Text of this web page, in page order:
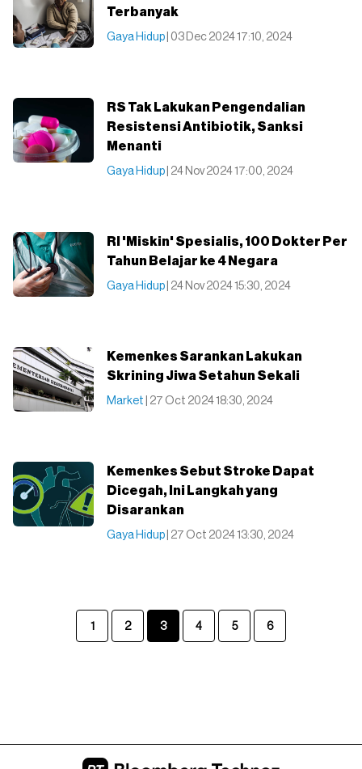
Terbanyak
Gaya Hidup | 03 Dec 2024 17:10, 2024
RS Tak Lakukan Pengendalian
Resistensi Antibiotik, Sanksi
Menanti
Gaya Hidup | 24 Nov 2024 17:00, 2024
RI 'Miskin' Spesialis, 100 Dokter Per
Tahun Belajar ke 4 Negara
Gaya Hidup | 24 Nov 2024 15:30, 2024
Kemenkes Sarankan Lakukan
Skrining Jiwa Setahun Sekali
Market | 27 Oct 2024 18:30, 2024
Kemenkes Sebut Stroke Dapat
Dicegah, Ini Langkah yang
Disarankan
Gaya Hidup | 27 Oct 2024 13:30, 2024
1 2 3 4 5 6